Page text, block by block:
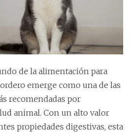
de la alimentación para
emerge como una de las
recomendadas por
animal. Con un alto valor
propiedades digestivas, esta